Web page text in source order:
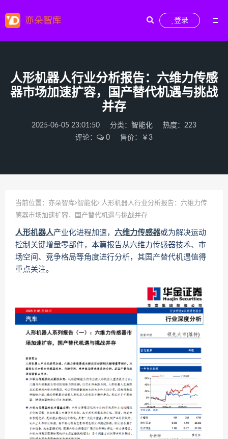
登录
人形机器人行业分析报告：六维力传感
器市场加速扩容，国产替代机遇与挑战
并存
2025-06-05 23:01:50 分类： 智能化
热度：223
评论：
0 售价：￥3
当前位置： 亦朵智库 智能化
人形机器人行业分析报告：六维力传
感器市场加速扩容，国产替代机遇与挑战并存
人形机器人产业化进程加速， 六维力传感器或为解决运动
控制关键增量零部件，本篇报告从六维力传感器技术、市
场空间、竞争格局等角度进行分析，其国产替代机遇值得
重点关注。